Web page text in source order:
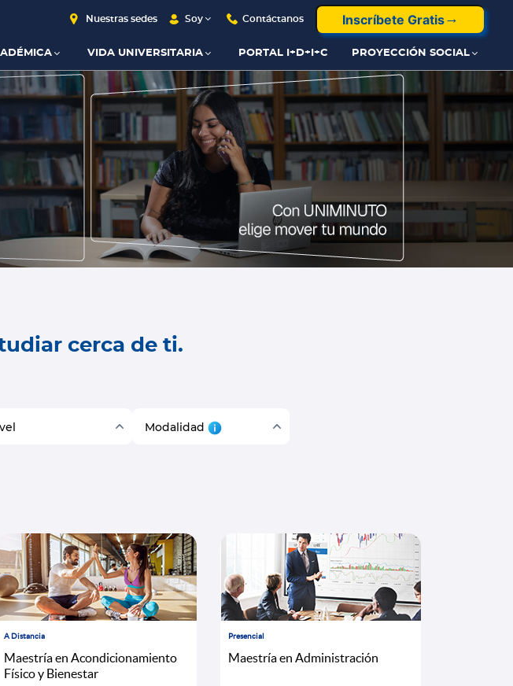
Nuestras sedes Soy Contáctanos Inscríbete Gratis
VIDA UNIVERSITARIA PORTAL I+D+I+C PROYECCIÓN SOCIAL
cerca de ti.
Modalidad
A Distancia
Maestría en Acondicionamiento
Físico y Bienestar
Presencial
Maestría en Administración